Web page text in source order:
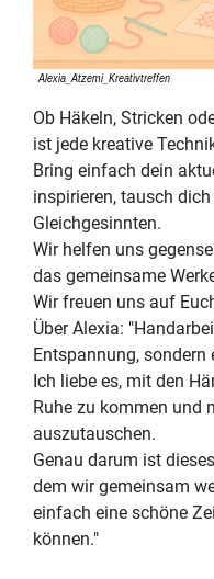
Ob Häkeln, Stricken
ist jede kreative
Bring einfach dein
inspirieren, tausch
Gleichgesinnten.
Wir helfen uns
das gemeinsame
Wir freuen uns auf
Über Alexia:
Entspannung, sondern
Ich liebe es, mit den
Ruhe zu kommen und
auszutauschen.
Genau darum ist
dem wir gemeinsam
einfach eine schöne
können."